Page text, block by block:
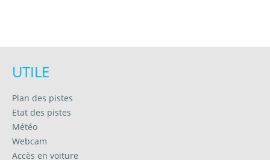
UTILE
Plan des pistes
Etat des pistes
Météo
Webcam
Accès en voiture